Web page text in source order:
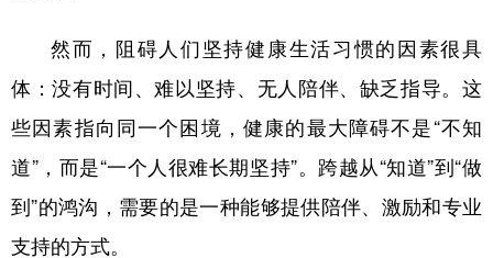
然而，阻碍人们坚持健康生活习惯的因素很具
体：没有时间、难以坚持、无人陪伴、缺乏指导。这
些因素指向同一个困境，健康的最大障碍不是“不知
道”，而是“一个人很难长期坚持”。跨越从“知道”到“做
到”的鸿沟，需要的是一种能够提供陪伴、激励和专业
支持的方式。